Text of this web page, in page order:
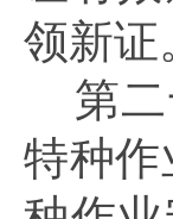
领新证
第
特种